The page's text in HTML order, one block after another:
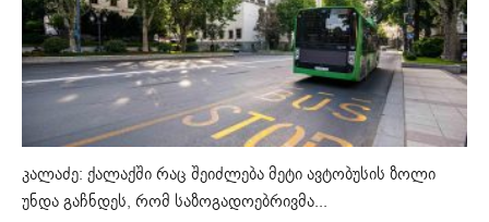
კალაძე: ქალაქში რაც შეიძლება მეტი ავტობუსის ზოლი
უნდა გაჩნდეს, რომ საზოგადოებრივმა...